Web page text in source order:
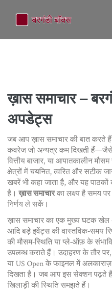
ख़ास समाचार –
अपडेट्स
जब आपख़ास समाचारकी बात करते
कवरेज जो अन्यत्र कम दिखती
वित्तीय बाजार, या आपातकालीन मौसम
क्षेत्रों में चयनित, त्वरित और सटीक
खबरेंभी कहा जाता है, और यह
है। ख़ास समाचारका लक्ष्य है समय
निर्णय ले सकें।
ख़ास समाचार का एक मुख्य घटकखेल
आदि बड़े इवेंट्स की वास्तविक‑समय
की मौसम‑स्थिति या प्ले‑ऑफ़ के
उपलब्ध कराते हैं। उदाहरण के तौर
या US Open के फाइनल में
दिखता है। जब आप इस सेक्शन पढ़ते हैं,
खिलाड़ी की स्थिति समझते हैं।